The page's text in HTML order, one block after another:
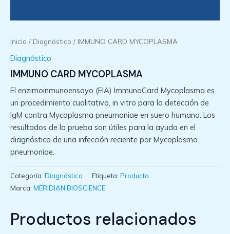
Inicio / Diagnóstico / IMMUNO CARD MYCOPLASMA
Diagnóstico
IMMUNO CARD MYCOPLASMA
El enzimoinmunoensayo (EIA) ImmunoCard Mycoplasma es
un procedimiento cualitativo, in vitro para la detección de
IgM contra Mycoplasma pneumoniae en suero humano. Los
resultados de la prueba son útiles para la ayuda en el
diagnóstico de una infección reciente por Mycoplasma
pneumoniae.
Categoría: Diagnóstico Etiqueta: Producto
Marca: MERIDIAN BIOSCIENCE
Productos relacionados